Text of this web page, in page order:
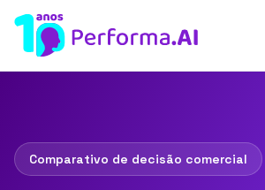
Comparativo de decisão comercial